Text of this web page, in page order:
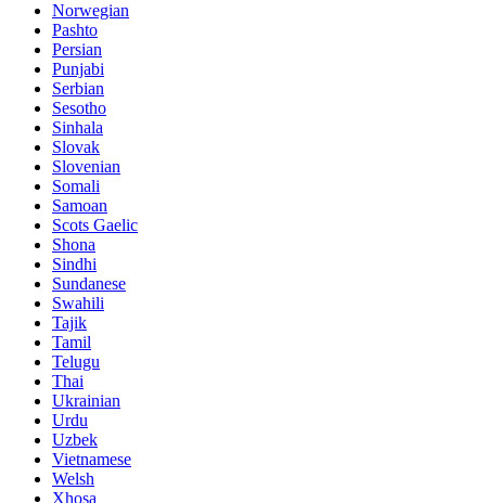
Norwegian
Pashto
Persian
Punjabi
Serbian
Sesotho
Sinhala
Slovak
Slovenian
Somali
Samoan
Scots Gaelic
Shona
Sindhi
Sundanese
Swahili
Tajik
Tamil
Telugu
Thai
Ukrainian
Urdu
Uzbek
Vietnamese
Welsh
Xhosa